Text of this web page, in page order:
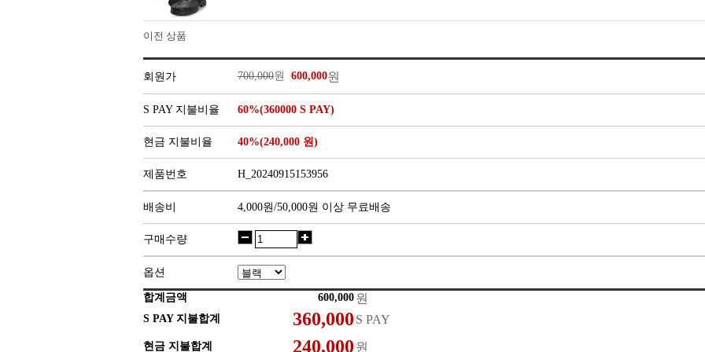
이전 상품
회원가 700,000원 600,000원
S PAY 지불비율 60%(360000 S PAY)
현금 지불비율 40%(240,000 원)
제품번호 H_20240915153956
배송비 4,000원/50,000원 이상 무료배송
구매수량
옵션
합계금액 원
S PAY 지불합계 S PAY
현금 지불합계 원